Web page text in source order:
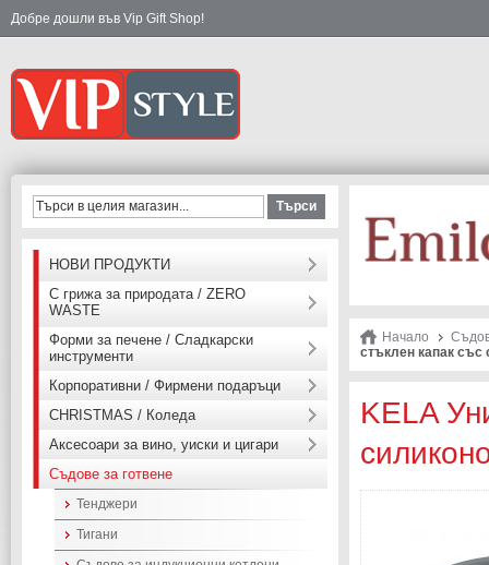
Добре дошли във Vip Gift Shop!
Начало
стъклен капак със
KELA
Търси
НОВИ ПРОДУКТИ
С грижа за природата / ZERO
WASTE
Форми за печене / Сладкарски
инструменти
Корпоративни / Фирмени подаръци
CHRISTMAS / Коледа
Аксесоари за вино, уиски и цигари
Съдове за готвене
Тенджери
Тигани